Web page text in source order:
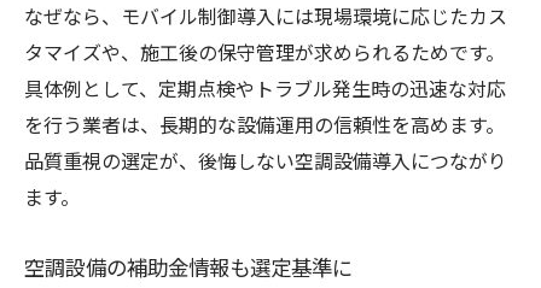
なぜなら、モバイル制御導入には現場環境に応じたカス
タマイズや、施工後の保守管理が求められるためです。
具体例として、定期点検やトラブル発生時の迅速な対応
を行う業者は、長期的な設備運用の信頼性を高めます。
品質重視の選定が、後悔しない空調設備導入につながり
ます。
空調設備の補助金情報も選定基準に